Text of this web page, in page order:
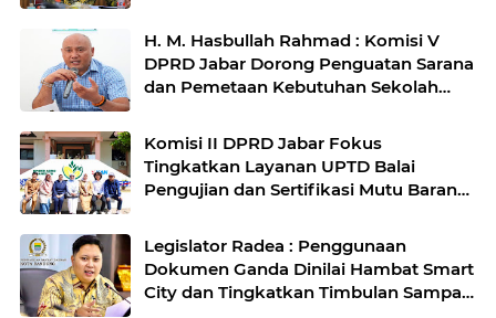
H. M. Hasbullah Rahmad : Komisi V
DPRD Jabar Dorong Penguatan Sarana
dan Pemetaan Kebutuhan Sekolah
Komisi II DPRD Jabar Fokus
Tingkatkan Layanan UPTD Balai
Pengujian dan Sertifikasi Mutu Barang
Legislator Radea : Penggunaan
Dokumen Ganda Dinilai Hambat Smart
City dan Tingkatkan Timbulan Sampah